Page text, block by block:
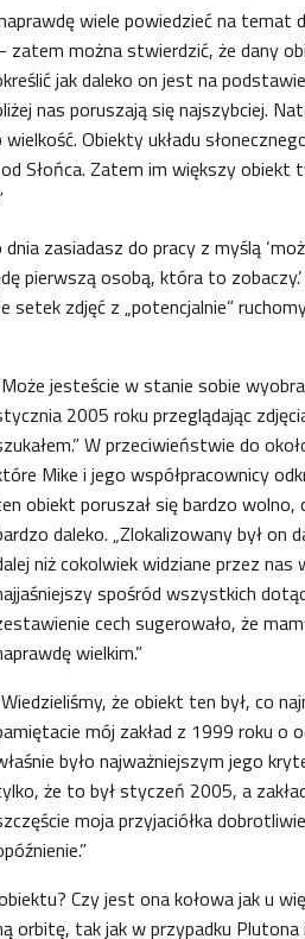
wiele powiedzieć na
zatem można stwierdzić, że dany
jak daleko on jest na
nas poruszają się najszybciej.
Obiekty układu
Słońca. Zatem im większy obiekt
zasiadasz do pracy z myślą
pierwszą osobą, która to
setek zdjęć z „potencjalnie”
jesteście w stanie sobie
2005 roku przeglądając
W przeciwieństwie do
Mike i jego współpracownicy
obiekt poruszał się bardzo wolno,
daleko. „Zlokalizowany był on
niż cokolwiek widziane przez nas
spośród wszystkich
cech sugerowało, że
wielkim.”
że obiekt ten był, co
mój zakład z 1999 roku o
było najważniejszym jego
że to był styczeń 2005, a
moja przyjaciółka
Czy jest ona kołowa jak u
orbitę, tak jak w przypadku